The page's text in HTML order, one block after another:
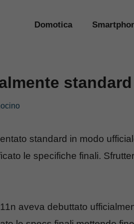
Domotica
standard
standard in modo
le specifiche finali.
aveva debuttato